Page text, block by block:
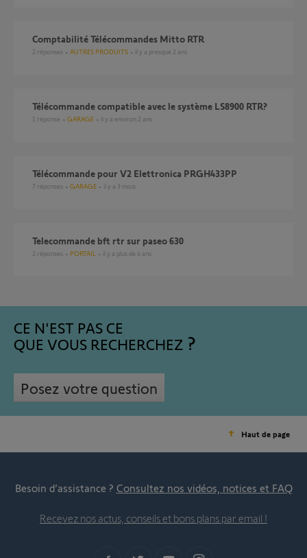
Comptabilité Télécommandes Mitto RTR
2 réponses AUTRES PRODUITS il y a presque 2 ans
Télécommande compatible avec le système LS8900 RTR?
1 réponse GARAGE il y a environ 2 ans
Télécommande pour V2 Elettronica PRGH433PP
7 réponses GARAGE il y a 3 mois
Telecommande bft rtr sur paseo 630
2 réponses PORTAIL il y a plus de 4 ans
CE N'EST PAS CE
QUE VOUS RECHERCHEZ
Posez votre question
Haut de page
Besoin d’assistance ? Consultez nos vidéos, notices et FAQ
Recevez nos actus, conseils et bons plans par email !